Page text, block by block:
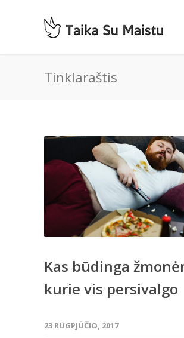
Tinklaraštis
Kas būdinga
kurie vis persivalgo
23 RUGPJŪČIO, 2017